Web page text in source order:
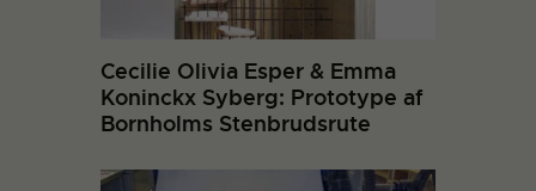
Cecilie Olivia Esper & Emma
Koninckx Syberg: Prototype af
Bornholms Stenbrudsrute